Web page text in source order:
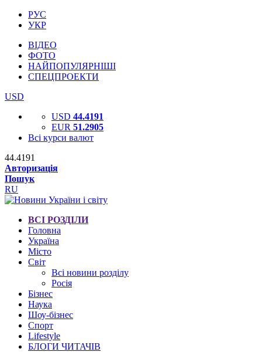
РУС
УКР
ВІДЕО
ФОТО
НАЙПОПУЛЯРНІШІ
СПЕЦПРОЕКТИ
USD
USD 44.4191
EUR 51.2905
Всі курси валют
44.4191
Авторизація
Пошук
RU
ВСІ РОЗДІЛИ
Головна
Україна
Місто
Світ
Всі новини розділу
Росія
Бізнес
Наука
Шоу-бізнес
Спорт
Lifestyle
БЛОГИ ЧИТАЧІВ